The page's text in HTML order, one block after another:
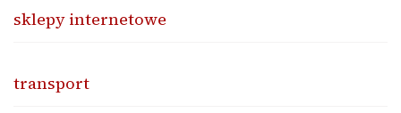
sklepy internetowe
transport